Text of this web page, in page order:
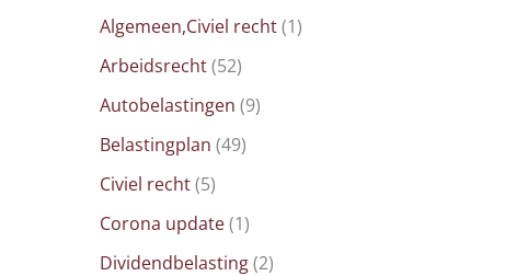
Algemeen,Civiel recht(1)
Arbeidsrecht(52)
Autobelastingen (9)
Belastingplan (49)
Civiel recht(5)
Corona update(1)
Dividendbelasting(2)